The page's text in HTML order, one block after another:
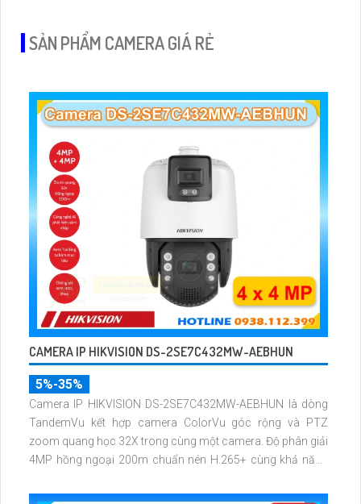
SẢN PHẨM CAMERA GIÁ RẺ
CAMERA IP HIKVISION DS-2SE7C432MW-AEBHUN
5%-35%
Camera IP HIKVISION DS-2SE7C432MW-AEBHUN là dòng
TandemVu kết hợp camera ColorVu góc rộng và PTZ
zoom quang học 32X trong cùng một camera. Độ phân giải
4MP hồng ngoại 200m chuẩn nén H.265+ cùng khả năng
ảnh rõ nét cả ngày và đêm